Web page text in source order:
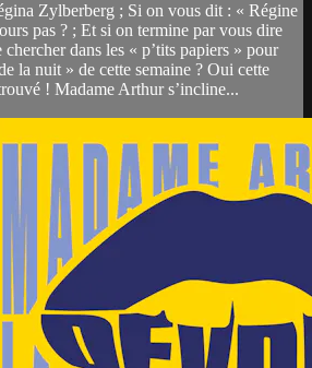
Zylberberg ; Si on vous dit : « Régine
pas ? ; Et si on termine par vous dire
dans les « p’tits papiers » pour
la nuit » de cette semaine ? Oui cette
! Madame Arthur s’incline...